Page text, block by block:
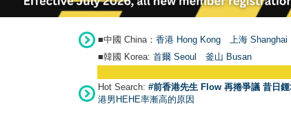
■中國 China： 香港 Hong Kong 上海 Shanghai
■韓國 Korea: 首爾 Seou 釜山 Busan
Hot Search: #前香港先生 Flow 再捲爭議 昔日
港男HEHE率漸高的原因